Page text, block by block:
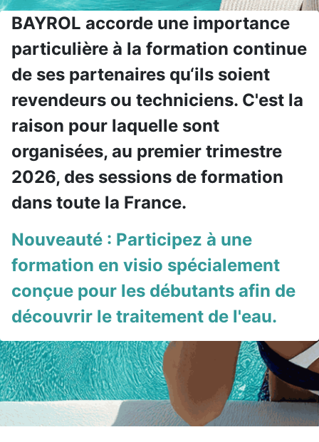
BAYROL accorde une importance
particulière à la formation continue
de ses partenaires qu‘ils soient
revendeurs ou techniciens. C'est la
raison pour laquelle sont
organisées, au premier trimestre
2026, des sessions de formation
dans toute la France.
Nouveauté : Participez à une
formation en visio spécialement
conçue pour les débutants afin de
découvrir le traitement de l'eau.